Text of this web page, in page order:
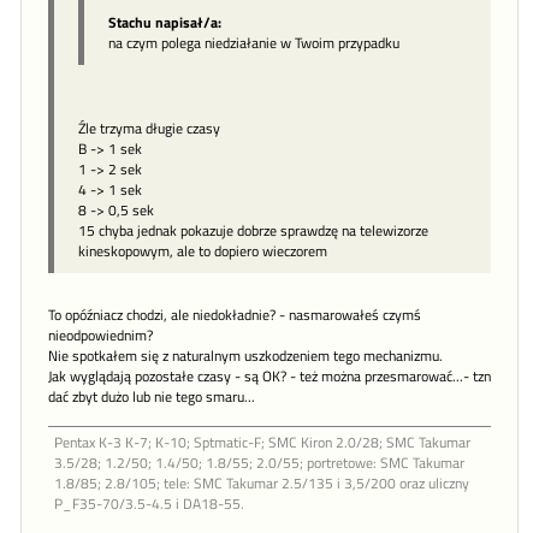
Stachu napisał/a:
na czym polega niedziałanie w Twoim przypadku
Źle trzyma długie czasy
B -> 1 sek
1 -> 2 sek
4 -> 1 sek
8 -> 0,5 sek
15 chyba jednak pokazuje dobrze sprawdzę na telewizorze
kineskopowym, ale to dopiero wieczorem
To opóźniacz chodzi, ale niedokładnie? - nasmarowałeś czymś
nieodpowiednim?
Nie spotkałem się z naturalnym uszkodzeniem tego mechanizmu.
Jak wyglądają pozostałe czasy - są OK? - też można przesmarować...- tzn
dać zbyt dużo lub nie tego smaru...
Pentax K-3 K-7; K-10; Sptmatic-F; SMC Kiron 2.0/28; SMC Takumar
3.5/28; 1.2/50; 1.4/50; 1.8/55; 2.0/55; portretowe: SMC Takumar
1.8/85; 2.8/105; tele: SMC Takumar 2.5/135 i 3,5/200 oraz uliczny
P_F35-70/3.5-4.5 i DA18-55.